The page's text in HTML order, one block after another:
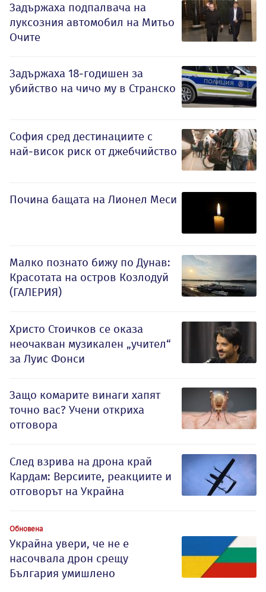
Задържаха подпалвача на
луксозния автомобил на Митьо
Очите
Задържаха 18-годишен за
убийство на чичо му в Странско
София сред дестинациите с
най-висок риск от джебчийство
Почина бащата на Лионел Меси
Малко познато бижу по Дунав:
Красотата на остров Козлодуй
(ГАЛЕРИЯ)
Христо Стоичков се оказа
неочакван музикален „учител“
за Луис Фонси
Защо комарите винаги хапят
точно вас? Учени откриха
отговора
След взрива на дрона край
Кардам: Версиите, реакциите и
отговорът на Украйна
Обновена
Украйна увери, че не е
насочвала дрон срещу
България умишлено